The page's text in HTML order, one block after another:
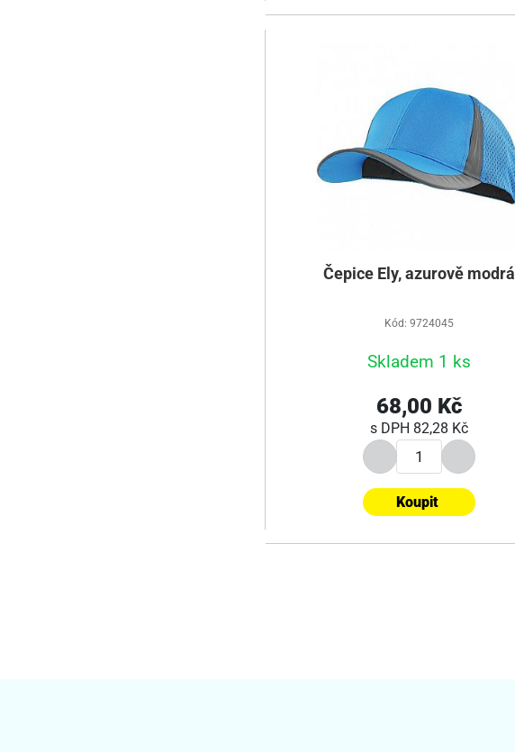
Čepice Ely, azurově modrá
Kód: 9724045
Skladem 1 ks
68,00 Kč
s DPH 82,28 Kč
Koupit